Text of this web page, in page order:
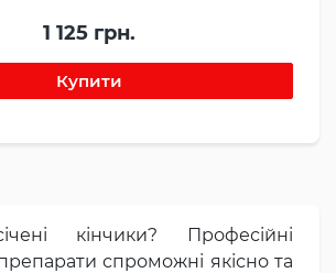
1 125 грн.
кінчики? Професійні
спроможні якісно та